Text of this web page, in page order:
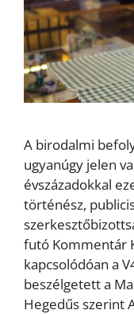
A birodalmi
ugyanúgy jelen
évszázadokkal
történész,
futó Kommentár
kapcsolódóan a
beszélgetett a
Hegedűs szerint